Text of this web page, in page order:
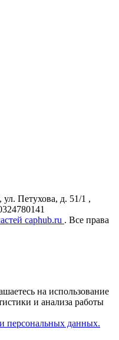
Петухова, д. 51/1 ,
caphub.ru . Все права
на использование
и анализа работы
персональных данных.